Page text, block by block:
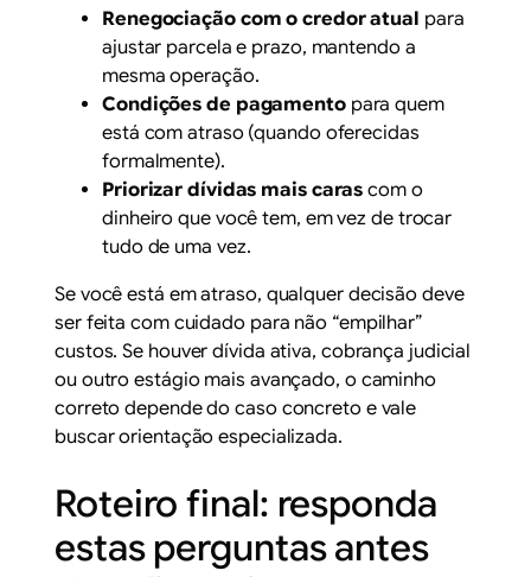
Renegociação com o credor atual para
ajustar parcela e prazo, mantendo a
mesma operação.
Condições de pagamentopara quem
está com atraso (quando oferecidas
formalmente).
Priorizar dívidas mais caras com o
dinheiro que você tem, em vez de trocar
tudo de uma vez.
Se você está em atraso, qualquer decisão deve
ser feita com cuidado para não “empilhar”
custos. Se houver dívida ativa, cobrança judicial
ou outro estágio mais avançado, o caminho
correto depende do caso concreto e vale
buscar orientação especializada.
Roteiro final: responda
estas perguntas antes